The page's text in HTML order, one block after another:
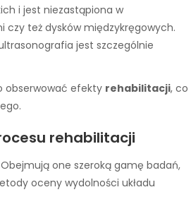
i jest niezastąpiona w
czy też dysków międzykręgowych.
jest szczególnie
obserwować efekty rehabilitacji, co
rehabilitacji
one szeroką gamę badań,
oceny wydolności układu